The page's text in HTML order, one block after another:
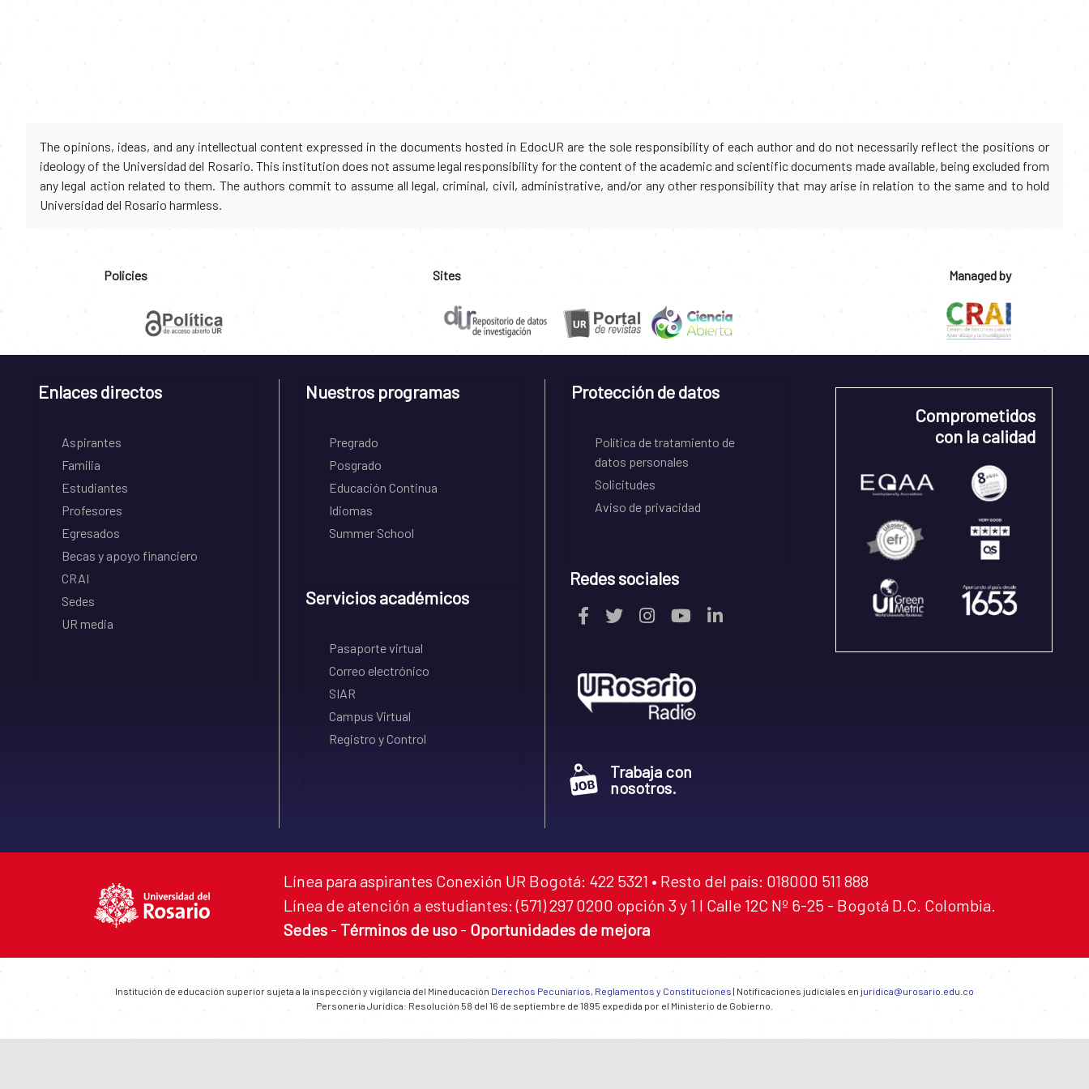
The opinions, ideas, and any intellectual content expressed in the documents hosted in EdocUR are the sole responsibility of each author and do not necessarily reflect the positions or
ideology of the Universidad del Rosario. This institution does not assume legal responsibility for the content of the academic and scientific documents made available, being excluded from
any legal action related to them. The authors commit to assume all legal, criminal, civil, administrative, and/or any other responsibility that may arise in relation to the same and to hold
Universidad del Rosario harmless.
Policies Sites Managed by
Enlaces directos
Aspirantes
Familia
Estudiantes
Profesores
Egresados
Becas y apoyo financiero
CRAI
Sedes
UR media
Nuestros programas
Pregrado
Posgrado
Educación Continua
Idiomas
Summer School
Servicios académicos
Pasaporte virtual
Correo electrónico
SIAR
Campus Virtual
Registro y Control
Protección de datos
Política de tratamiento de
datos personales
Solicitudes
Aviso de privacidad
Redes sociales
Trabaja con
nosotros.
Comprometidos
con la calidad
Línea para aspirantes Conexión UR Bogotá: 422 5321 • Resto del país: 018000 511 888
Línea de atención a estudiantes: (571) 297 0200 opción 3 y 1 I Calle 12C Nº 6-25 - Bogotá D.C. Colombia.
Sedes - Términos de uso - Oportunidades de mejora
Institución de educación superior sujeta a la inspección y vigilancia del Mineducación Derechos Pecuniarios, Reglamentos y Constituciones | Notificaciones judiciales en juridica@urosario.edu.co
Personería Jurídica: Resolución 58 del 16 de septiembre de 1895 expedida por el Ministerio de Gobierno.